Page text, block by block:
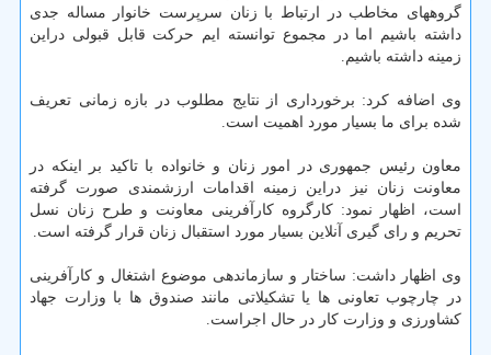
گروههای مخاطب در ارتباط با زنان سرپرست خانوار مساله جدی
داشته باشیم اما در مجموع توانسته ایم حركت قابل قبولی دراین
زمینه داشته باشیم.
وی اضافه كرد: برخورداری از نتایج مطلوب در بازه زمانی تعریف
شده برای ما بسیار مورد اهمیت است.
معاون رئیس جمهوری در امور زنان و خانواده با تاكید بر اینكه در
معاونت زنان نیز دراین زمینه اقدامات ارزشمندی صورت گرفته
است، اظهار نمود: كارگروه كارآفرینی معاونت و طرح زنان نسل
تحریم و رای گیری آنلاین بسیار مورد استقبال زنان قرار گرفته است.
وی اظهار داشت: ساختار و سازماندهی موضوع اشتغال و كارآفرینی
در چارچوب تعاونی ها یا تشكیلاتی مانند صندوق ها با وزارت جهاد
كشاورزی و وزارت كار در حال اجراست.